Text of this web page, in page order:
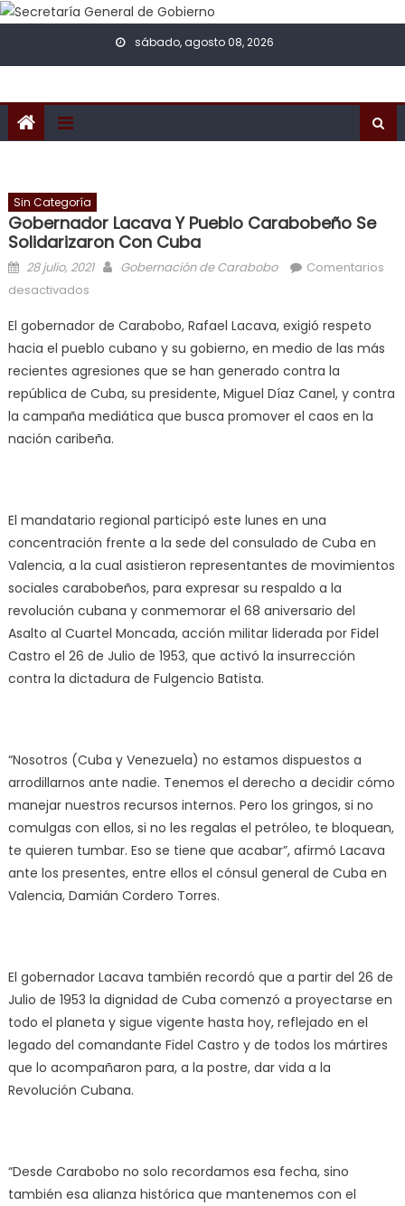
Skip to content
sábado, agosto 08, 2026
Sin Categoría
Gobernador Lacava Y Pueblo Carabobeño Se
Solidarizaron Con Cuba
Posted on
28 julio, 2021 Author
Gobernación de Carabobo
Comentarios
desactivados
El gobernador de Carabobo, Rafael Lacava, exigió respeto
hacia el pueblo cubano y su gobierno, en medio de las más
recientes agresiones que se han generado contra la
república de Cuba, su presidente, Miguel Díaz Canel, y contra
la campaña mediática que busca promover el caos en la
nación caribeña.
El mandatario regional participó este lunes en una
concentración frente a la sede del consulado de Cuba en
Valencia, a la cual asistieron representantes de movimientos
sociales carabobeños, para expresar su respaldo a la
revolución cubana y conmemorar el 68 aniversario del
Asalto al Cuartel Moncada, acción militar liderada por Fidel
Castro el 26 de Julio de 1953, que activó la insurrección
contra la dictadura de Fulgencio Batista.
“Nosotros (Cuba y Venezuela) no estamos dispuestos a
arrodillarnos ante nadie. Tenemos el derecho a decidir cómo
manejar nuestros recursos internos. Pero los gringos, si no
comulgas con ellos, si no les regalas el petróleo, te bloquean,
te quieren tumbar. Eso se tiene que acabar”, afirmó Lacava
ante los presentes, entre ellos el cónsul general de Cuba en
Valencia, Damián Cordero Torres.
El gobernador Lacava también recordó que a partir del 26 de
Julio de 1953 la dignidad de Cuba comenzó a proyectarse en
todo el planeta y sigue vigente hasta hoy, reflejado en el
legado del comandante Fidel Castro y de todos los mártires
que lo acompañaron para, a la postre, dar vida a la
Revolución Cubana.
“Desde Carabobo no solo recordamos esa fecha, sino
también esa alianza histórica que mantenemos con el